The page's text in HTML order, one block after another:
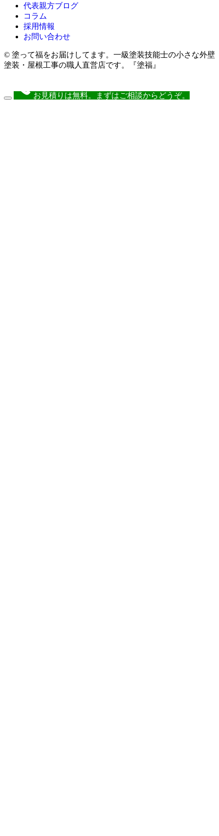
代表親方ブログ
コラム
採用情報
お問い合わせ
© 塗って福をお届けしてます。一級塗装技能士の小さな外壁
塗装・屋根工事の職人直営店です。『塗福』
お見積りは無料。まずはご相談からどうぞ。